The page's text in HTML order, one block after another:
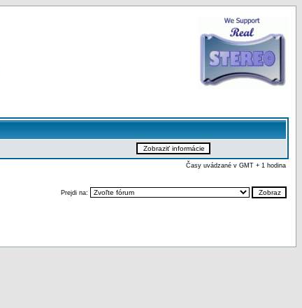
Časy uvádzané v GMT + 1 hodina
Prejdi na: